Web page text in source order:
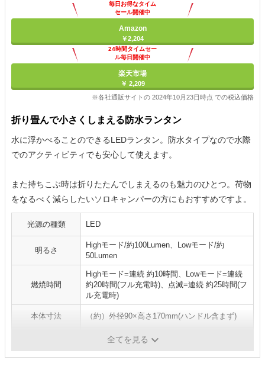
毎日お得なタイム
セール開催中
Amazon
￥2,204
24時間タイムセー
ル毎日開催中
楽天市場
￥ 2,209
※各社通販サイトの 2024年10月23日時点 での税込価格
折り畳んで小さくしまえる防水ランタン
水に浮かべることのできるLEDランタン。防水タイプなので水際
でのアクティビティでも安心して使えます。
また持ちこぶ時は折りたたんでしまえるのも魅力のひとつ。荷物
をなるべく減らしたいソロキャンパーの方にもおすすめですよ。
光源の種類 LED
明るさ
Highモード/約100Lumen、Lowモード/約
50Lumen
燃焼時間
Highモード=連続 約10時間、Lowモード=連続
約20時間(フル充電時)、点滅=連続 約25時間(フ
ル充電時)
本体寸法 （約）外径90×高さ170mm(ハンドル含まず)
（約）220g全てを見る